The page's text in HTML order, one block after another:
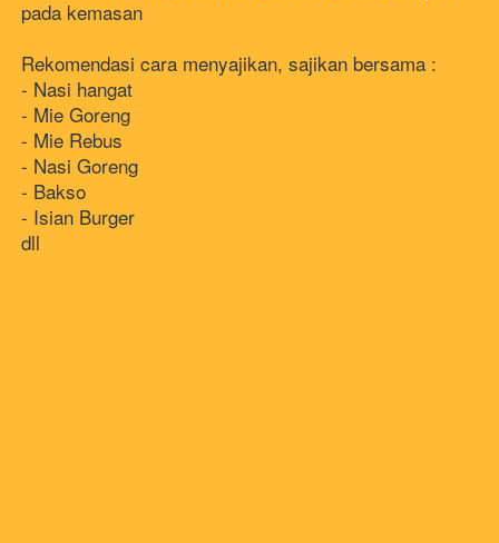
pada kemasan
Rekomendasi cara menyajikan, sajikan bersama :
- Nasi hangat
- Mie Goreng
- Mie Rebus
- Nasi Goreng
- Bakso
- Isian Burger
dll